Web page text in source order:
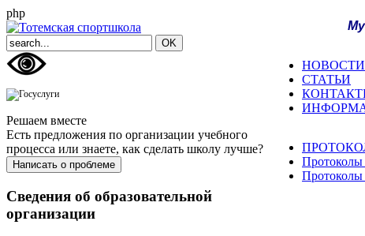
php
Решаем вместе
Есть предложения по организации учебного
процесса или знаете, как сделать школу лучше?
Написать о проблеме
Сведения об образовательной
организации
НОВОСТИ
СТАТЬИ
Протоколы
Протоколы